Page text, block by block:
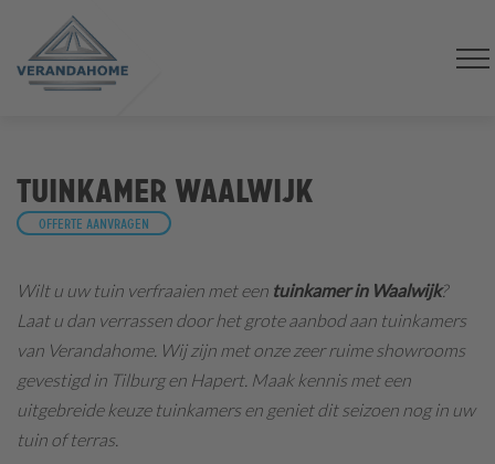
Tuinkamer Waalwijk
Offerte aanvragen
Wilt u uw tuin verfraaien met een tuinkamer in Waalwijk?
Laat u dan verrassen door het grote aanbod aan tuinkamers
van Verandahome. Wij zijn met onze zeer ruime showrooms
gevestigd in Tilburg en Hapert. Maak kennis met een
uitgebreide keuze tuinkamers en geniet dit seizoen nog in uw
tuin of terras.